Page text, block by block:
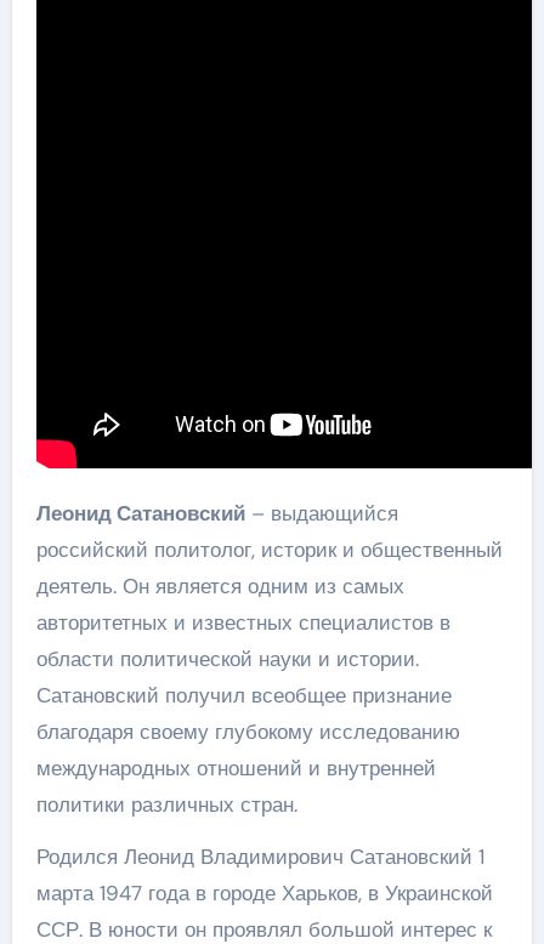
Леонид Сатановский– выдающийся
российский политолог, историк и общественный
деятель. Он является одним из самых
авторитетных и известных специалистов в
области политической науки и истории.
Сатановский получил всеобщее признание
благодаря своему глубокому исследованию
международных отношений и внутренней
политики различных стран.
Родился Леонид Владимирович Сатановский 1
марта 1947 года в городе Харьков, в Украинской
ССР. В юности он проявлял большой интерес к